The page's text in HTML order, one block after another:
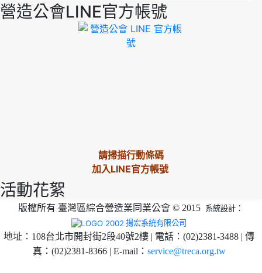
營造公會LINE官方帳號
請掃描行動條碼
加入LINE官方帳號
活動花絮
版權所有 臺灣區綜合營造業同業公會 © 2015 系統設計：
揚宏系統有限公司
地址：108台北市開封街2段40號2樓 | 電話：(02)2381-3488 | 傳
真：(02)2381-8366 | E-mail： service@treca.org.tw